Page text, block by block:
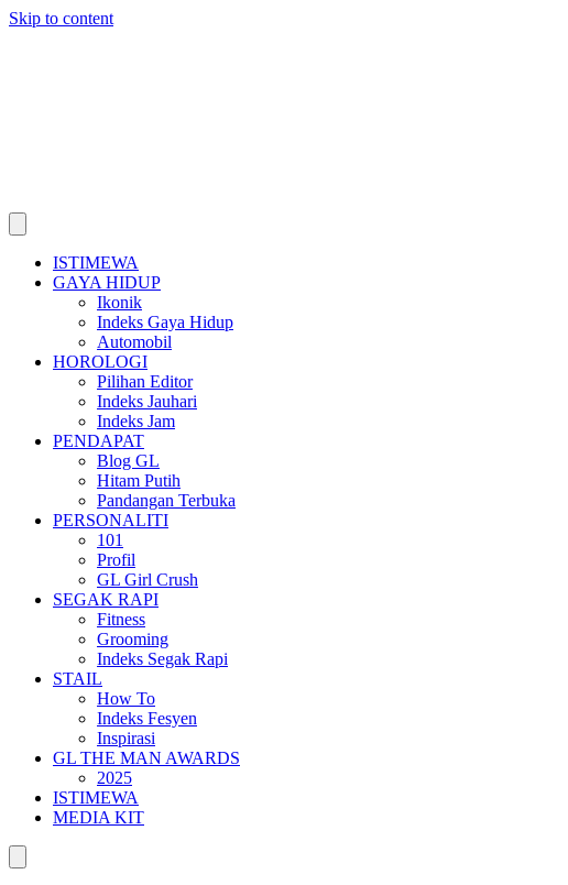
Skip to content
ISTIMEWA
GAYA HIDUP
Ikonik
Indeks Gaya Hidup
Automobil
HOROLOGI
Pilihan Editor
Indeks Jauhari
Indeks Jam
PENDAPAT
Blog GL
Hitam Putih
Pandangan Terbuka
PERSONALITI
101
Profil
GL Girl Crush
SEGAK RAPI
Fitness
Grooming
Indeks Segak Rapi
STAIL
How To
Indeks Fesyen
Inspirasi
GL THE MAN AWARDS
2025
ISTIMEWA
MEDIA KIT